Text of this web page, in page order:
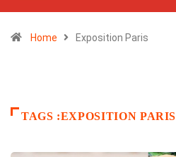
Home Exposition Paris
TAGS :EXPOSITION PARIS